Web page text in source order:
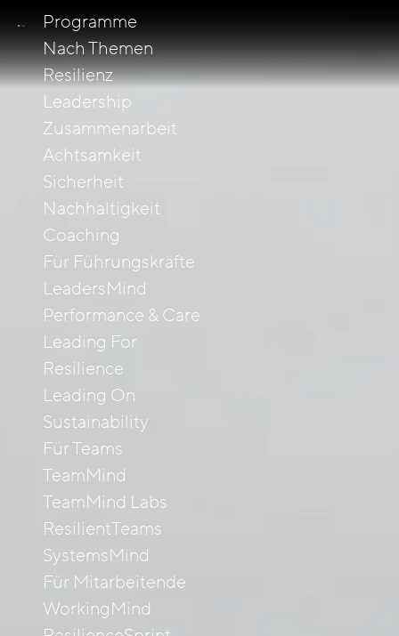
Programme
Nach Themen
Resilienz
Leadership
Zusammenarbeit
Achtsamkeit
Sicherheit
Nachhaltigkeit
Coaching
Für Führungskräfte
LeadersMind
Performance & Care
Leading For
Resilience
Leading On
Sustainability
Für Teams
TeamMind
TeamMind Labs
ResilientTeams
SystemsMind
Für Mitarbeitende
WorkingMind